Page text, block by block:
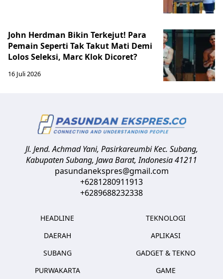
John Herdman Bikin Terkejut! Para
Pemain Seperti Tak Takut Mati Demi
Lolos Seleksi, Marc Klok Dicoret?
16 Juli 2026
Jl. Jend. Achmad Yani, Pasirkareumbi Kec. Subang,
Kabupaten Subang, Jawa Barat,Indonesia41211
pasundanekspres@gmail.com
+6281280911913
+6289688232338
HEADLINE
DAERAH
SUBANG
PURWAKARTA
TEKNOLOGI
APLIKASI
GADGET & TEKNO
GAME